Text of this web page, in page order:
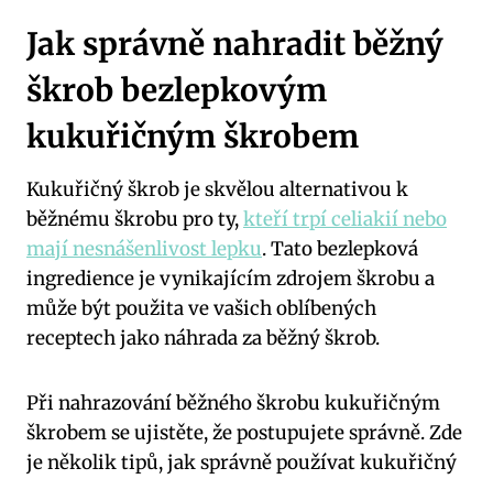
Jak správně nahradit běžný
škrob bezlepkovým
kukuřičným škrobem
Kukuřičný škrob je skvělou alternativou k
běžnému škrobu pro ty,kteří trpí celiakií nebo
mají nesnášenlivost lepku. Tato bezlepková
ingredience je vynikajícím zdrojem škrobu a
může být použita ve vašich oblíbených
receptech jako náhrada za běžný škrob.
Při nahrazování běžného škrobu kukuřičným
škrobem se ujistěte, že postupujete správně. Zde
je několik tipů, jak správně používat kukuřičný